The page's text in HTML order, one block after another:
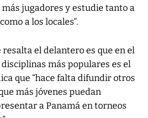
más jugadores y estudie tanto a
a los locales”.
el delantero es que en el
más populares es el
que “hace falta difundir otros
más jóvenes puedan
a Panamá en torneos